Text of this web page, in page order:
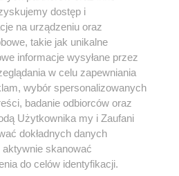
Instagram Youtube
dostęp i
na urządzeniu oraz
takie jak unikalne
informacje wysyłane przez
w celu zapewniania
wybór spersonalizowanych
badanie odbiorców oraz
Użytkownika my i Zaufani
dokładnych danych
skanować
do celów identyfikacji.